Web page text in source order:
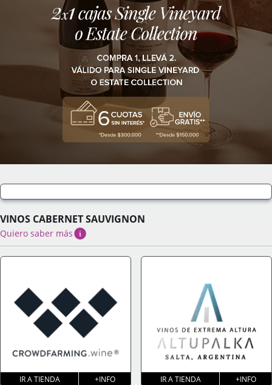
VINOS CABERNET SAUVIGNON
Quiero saber más
IR A TIENDA +INFO IR A TIENDA +INFO